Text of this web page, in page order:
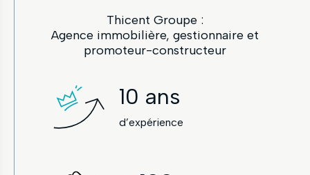
Thicent Groupe :
Agence immobilière, gestionnaire et
promoteur-constructeur
10 ans
d’expérience